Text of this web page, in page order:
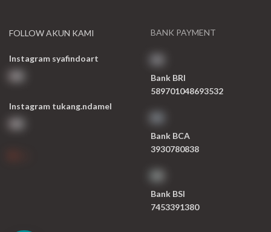
FOLLOW AKUN KAMI
Instagram syafindoart
Instagram tukang.ndamel
BANK PAYMENT
Bank BRI
589701048693532
Bank BCA
3930780838
Bank BSI
7453391380